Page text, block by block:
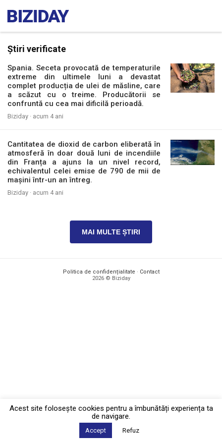
Știri verificate
Spania. Seceta provocată de temperaturile
extreme din ultimele luni a devastat
complet producția de ulei de măsline, care
a scăzut cu o treime. Producătorii se
confruntă cu cea mai dificilă perioadă.
Biziday · acum 4 ani
Cantitatea de dioxid de carbon eliberată în
atmosferă în doar două luni de incendiile
din Franța a ajuns la un nivel record,
echivalentul celei emise de 790 de mii de
mașini într-un an întreg.
Biziday · acum 4 ani
MAI MULTE ȘTIRI
Politica de confidențialitate · Contact
2026 © Biziday
Acest site foloseşte cookies pentru a îmbunătăți experiența ta
de navigare.
Accept Refuz